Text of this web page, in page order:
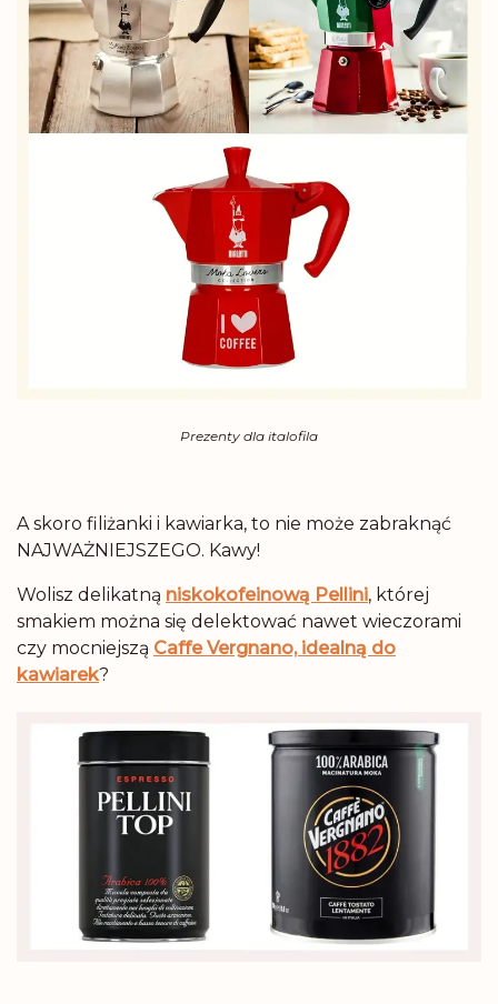
Prezenty dla italofila
A skoro filiżanki i kawiarka, to nie może zabraknąć
NAJWAŻNIEJSZEGO. Kawy!
Wolisz delikatną niskokofeinową Pellini, której
smakiem można się delektować nawet wieczorami
czy mocniejszą Caffe Vergnano, idealną do
kawiarek?